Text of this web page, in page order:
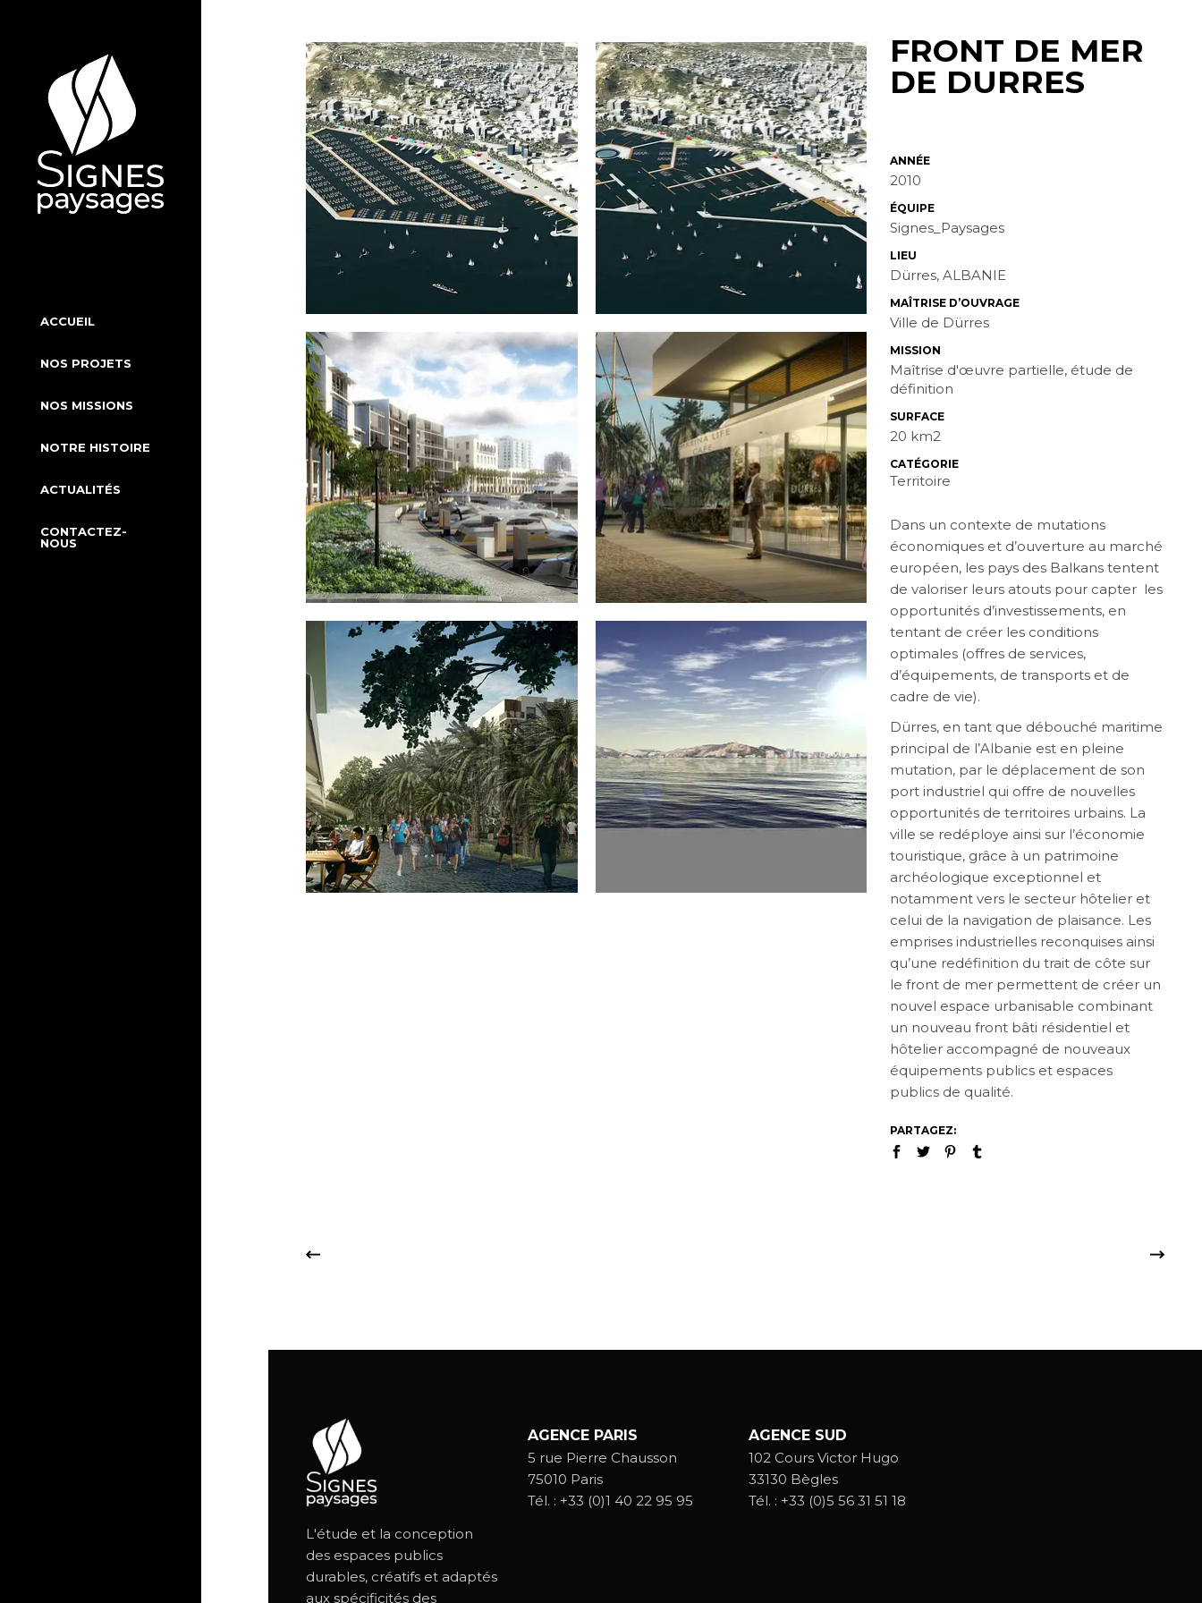
ACCUEIL
NOS PROJETS
NOS MISSIONS
NOTRE HISTOIRE
ACTUALITÉS
CONTACTEZ-
NOUS
FRONT DE MER
DE DURRES
PARTAGEZ:
Dans un contexte de mutations
économiques et d’ouverture au marché
européen, les pays des Balkans tentent
de valoriser leurs atouts pour capter les
opportunités d’investissements, en
tentant de créer les conditions
optimales (offres de services,
d’équipements, de transports et de
cadre de vie).
Dürres, en tant que débouché maritime
principal de l’Albanie est en pleine
mutation, par le déplacement de son
port industriel qui offre de nouvelles
opportunités de territoires urbains. La
ville se redéploye ainsi sur l’économie
touristique, grâce à un patrimoine
archéologique exceptionnel et
notamment vers le secteur hôtelier et
celui de la navigation de plaisance. Les
emprises industrielles reconquises ainsi
qu’une redéfinition du trait de côte sur
le front de mer permettent de créer un
nouvel espace urbanisable combinant
un nouveau front bâti résidentiel et
hôtelier accompagné de nouveaux
équipements publics et espaces
publics de qualité.
ANNÉE
2010
ÉQUIPE
Signes_Paysages
LIEU
Dürres, ALBANIE
MAÎTRISE D’OUVRAGE
Ville de Dürres
MISSION
Maîtrise d'œuvre partielle, étude de
définition
SURFACE
20 km2
CATÉGORIE
Territoire
L'étude et la conception
des espaces publics
durables, créatifs et adaptés
aux spécificités des
AGENCE PARIS
5 rue Pierre Chausson
75010 Paris
Tél. : +33 (0)1 40 22 95 95
AGENCE SUD
102 Cours Victor Hugo
33130 Bègles
Tél. : +33 (0)5 56 31 51 18